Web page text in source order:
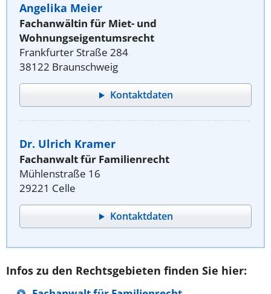
Angelika Meier
Fachanwältin für Miet- und
Wohnungseigentumsrecht
Frankfurter Straße 284
38122 Braunschweig
Kontaktdaten
Dr. Ulrich Kramer
Fachanwalt für Familienrecht
Mühlenstraße 16
29221 Celle
Kontaktdaten
Infos zu den Rechtsgebieten finden Sie hier: